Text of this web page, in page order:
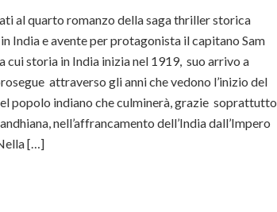
al quarto romanzo della saga thriller storica
India e avente per protagonista il capitano Sam
cui storia in India inizia nel 1919, suo arrivo a
attraverso gli anni che vedono l’inizio del
popolo indiano che culminerà, grazie soprattutto
nell’affrancamento dell’India dall’Impero
[…]